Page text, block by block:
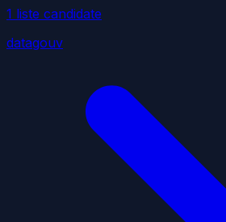
1 liste candidate
datagouv